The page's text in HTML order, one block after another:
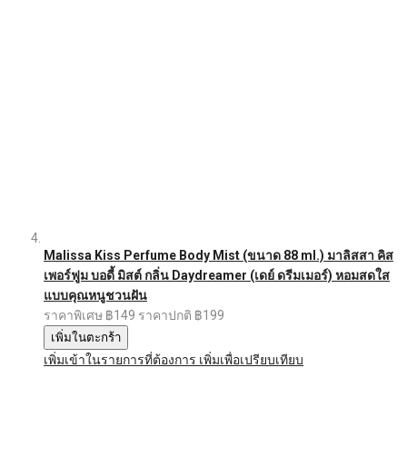
Malissa Kiss Perfume Body Mist (ขนาด 88 ml.) มาลิสสา คิส
เพอร์ฟูม บอดี้ มิสต์ กลิ่น Daydreamer (เดย์ ดรีมเมอร์) หอมสดใส
แบบคุณหนูชวนฝัน
ราคาพิเศษ ฿149 ราคาปกติ ฿199
เพิ่มในตะกร้า
เพิ่มเข้าในรายการที่ต้องการ เพิ่มเพื่อเปรียบเทียบ